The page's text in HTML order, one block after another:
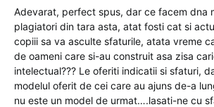
Adevarat, perfect spus, dar ce facem dna
plagiatori din tara asta, atat fosti cat si
copiii sa va asculte sfaturile, atata vreme
de oameni care si-au construit asa zisa
intelectual??? Le oferiti indicatii si sfaturi,
modelul oferit de cei care au ajuns de-a
nu este un model de urmat….lasati-ne cu